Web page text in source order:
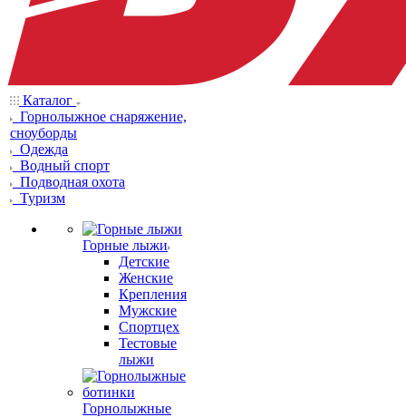
Каталог
Горнолыжное снаряжение,
сноуборды
Одежда
Водный спорт
Подводная охота
Туризм
Горные лыжи
Детские
Женские
Крепления
Мужские
Спортцех
Тестовые
лыжи
Горнолыжные